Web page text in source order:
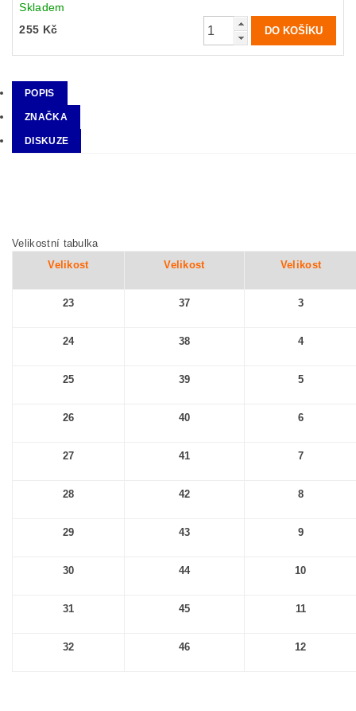
Skladem
255 Kč
POPIS
ZNAČKA
DISKUZE
Velikostní tabulka
Velikost
Velikost Velikost
23 37 3
24 38 4
25 39 5
26 40 6
27 41 7
28 42 8
29 43 9
30 44 10
31 45 11
32 46 12